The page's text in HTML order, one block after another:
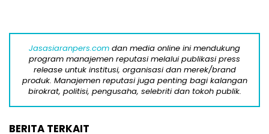
Jasasiaranpers.com dan media online ini mendukung
program manajemen reputasi melalui publikasi press
release untuk institusi, organisasi dan merek/brand
produk. Manajemen reputasi juga penting bagi kalangan
birokrat, politisi, pengusaha, selebriti dan tokoh publik.
BERITA TERKAIT